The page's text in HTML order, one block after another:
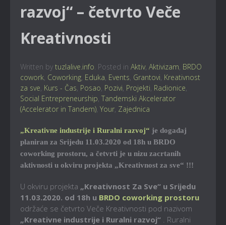
razvoj“ – četvrto Veče
Kreativnosti
Written by tuzlalive.info. Posted in Aktiv, Aktivizam, BRDO
cowork, Coworking, Eduka, Events, Grantovi, Kreativnost
za sve, Kurs - Čas, Posao, Pozivi, Projekti, Radionice,
Social Entrepreneurship, Tandemski Akcelerator
(Accelerator in Tandem), Your, Zajednica
„Kreativne industrije i Ruralni razvoj“ je događaj
planiran za Srijedu 11.03.2020 od 18h u BRDO
coworking prostoru, a četvrti je u nizu zacrtanih
aktivnosti u okviru projekta „Kreativnost za sve“ !!!
U okviru projekta „Kreativnost Za Sve“ u Srijedu
11.03.2020. od 18h u BRDO coworking prostoru
održaće se četvrto Veče Kreativnosti pod nazivom
„Kreativne industrije i Ruralni razvoj“ . Ruralni